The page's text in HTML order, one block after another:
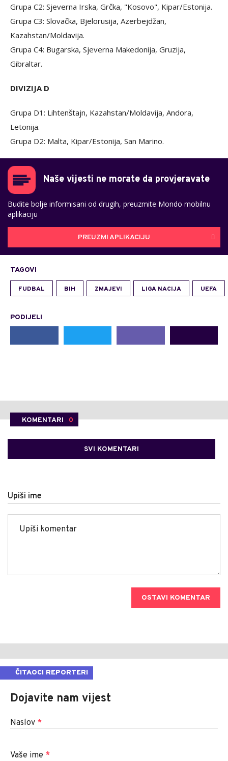
Grupa C2: Sjeverna Irska, Grčka, "Kosovo", Kipar/Estonija.
Grupa C3: Slovačka, Bjelorusija, Azerbejdžan,
Kazahstan/Moldavija.
Grupa C4: Bugarska, Sjeverna Makedonija, Gruzija,
Gibraltar.
DIVIZIJA D
Grupa D1: Lihtenštajn, Kazahstan/Moldavija, Andora,
Letonija.
Grupa D2: Malta, Kipar/Estonija, San Marino.
Naše vijesti ne morate da provjeravate
Budite bolje informisani od drugih, preuzmite Mondo mobilnu
aplikaciju
PREUZMI APLIKACIJU
TAGOVI
FUDBAL BIH ZMAJEVI LIGA NACIJA UEFA
PODIJELI
KOMENTARI 0
SVI KOMENTARI
Upiši ime
OSTAVI KOMENTAR
ČITAOCI REPORTERI
Dojavite nam vijest
Naslov *
Vaše ime *